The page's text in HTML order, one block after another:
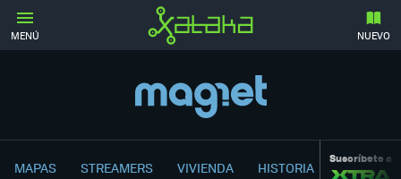
MENÚ NUEVO
MAPAS STREAMERS VIVIENDA HISTORIA Suscríbete a